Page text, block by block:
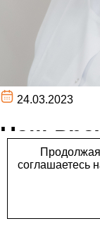
24.03.2023
Наш
со
Наш врач!